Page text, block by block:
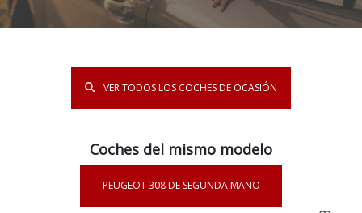
VER TODOS LOS COCHES DE OCASIÓN
Coches del mismo modelo
PEUGEOT 308 DE SEGUNDA MANO